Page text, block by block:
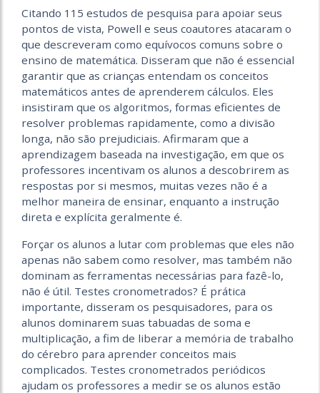
Citando 115 estudos de pesquisa para apoiar seus
pontos de vista, Powell e seus coautores atacaram o
que descreveram como equívocos comuns sobre o
ensino de matemática. Disseram que não é essencial
garantir que as crianças entendam os conceitos
matemáticos antes de aprenderem cálculos. Eles
insistiram que os algoritmos, formas eficientes de
resolver problemas rapidamente, como a divisão
longa, não são prejudiciais. Afirmaram que a
aprendizagem baseada na investigação, em que os
professores incentivam os alunos a descobrirem as
respostas por si mesmos, muitas vezes não é a
melhor maneira de ensinar, enquanto a instrução
direta e explícita geralmente é.
Forçar os alunos a lutar com problemas que eles não
apenas não sabem como resolver, mas também não
dominam as ferramentas necessárias para fazê-lo,
não é útil. Testes cronometrados? É prática
importante, disseram os pesquisadores, para os
alunos dominarem suas tabuadas de soma e
multiplicação, a fim de liberar a memória de trabalho
do cérebro para aprender conceitos mais
complicados. Testes cronometrados periódicos
ajudam os professores a medir se os alunos estão